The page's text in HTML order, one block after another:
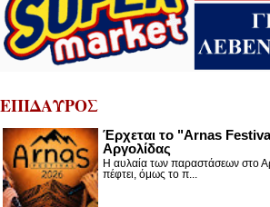
ΕΠΙΔΑΥΡΟΣ
Έρχεται το "Arnas
Αργολίδας
Η αυλαία των παραστάσεων στο
πέφτει, όμως το π...